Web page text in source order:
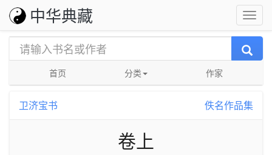
中华典藏
首页 分类 作家
卫济宝书 佚名作品集
卷上